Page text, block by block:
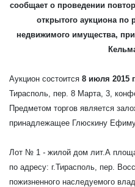
сообщает о проведении
открытого аукциона по
недвижимого имущества,
Аукцион состоится 8 июля 2015
Тирасполь, пер. 8 Марта, 3,
Предметом торгов является
принадлежащее Глюскину
Лот № 1 - жилой дом лит.А
по адресу: г.Тирасполь, пер.
пожизненного наследуемого